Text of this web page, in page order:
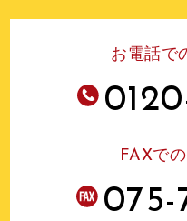
お電話で
FAXで
075-